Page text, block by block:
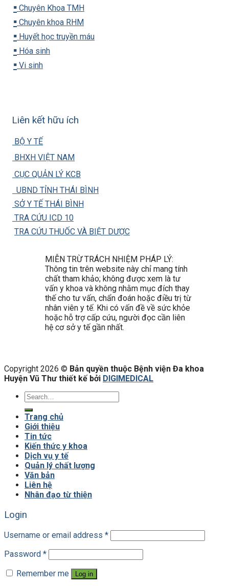
▪️ Chuyên Khoa TMH
▪️ Chuyên khoa RHM
▪️ Huyết học truyền máu
▪️ Hóa sinh
▪️ Vi sinh
Liên kết hữu ích
BỘ Y TẾ
BHXH VIỆT NAM
CỤC QUẢN LÝ KCB
UBND TỈNH THÁI BÌNH
SỞ Y TẾ THÁI BÌNH
TRA CỨU ICD 10
TRA CỨU THUỐC VÀ BIỆT DƯỢC
MIỄN TRỪ TRÁCH NHIỆM PHÁP LÝ:
Thông tin trên website này chỉ mang tính
chất tham khảo; không được xem là tư
vấn y khoa và không nhằm mục đích thay
thế cho tư vấn, chẩn đoán hoặc điều trị từ
nhân viên y tế. Khi có vấn đề về sức khỏe
hoặc hỗ trợ cấp cứu, người đọc cần liên
hệ cơ sở y tế gần nhất.
Copyright 2026 © Bản quyền thuộc Bệnh viện Đa khoa
Huyện Vũ Thư thiết kế bởi DIGIMEDICAL
Trang chủ
Giới thiệu
Tin tức
Kiến thức y khoa
Dịch vụ y tế
Quản lý chất lượng
Văn bản
Liên hệ
Nhân đạo từ thiện
Login
Username or email address *
Password *
Remember me
Log in